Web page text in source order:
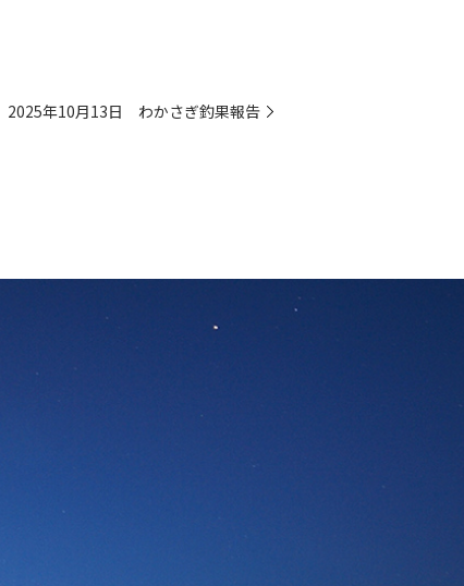
2025年10月13日 わかさぎ釣果報告